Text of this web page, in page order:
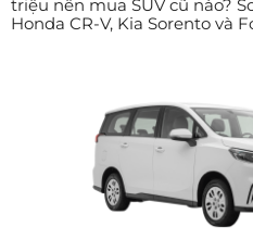
triệu nên mua SUV cũ nào?
Honda CR-V, Kia Sorento và